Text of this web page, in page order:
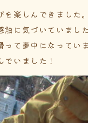
楽しんできました
に気づいていまし
て夢中になってい
いました！